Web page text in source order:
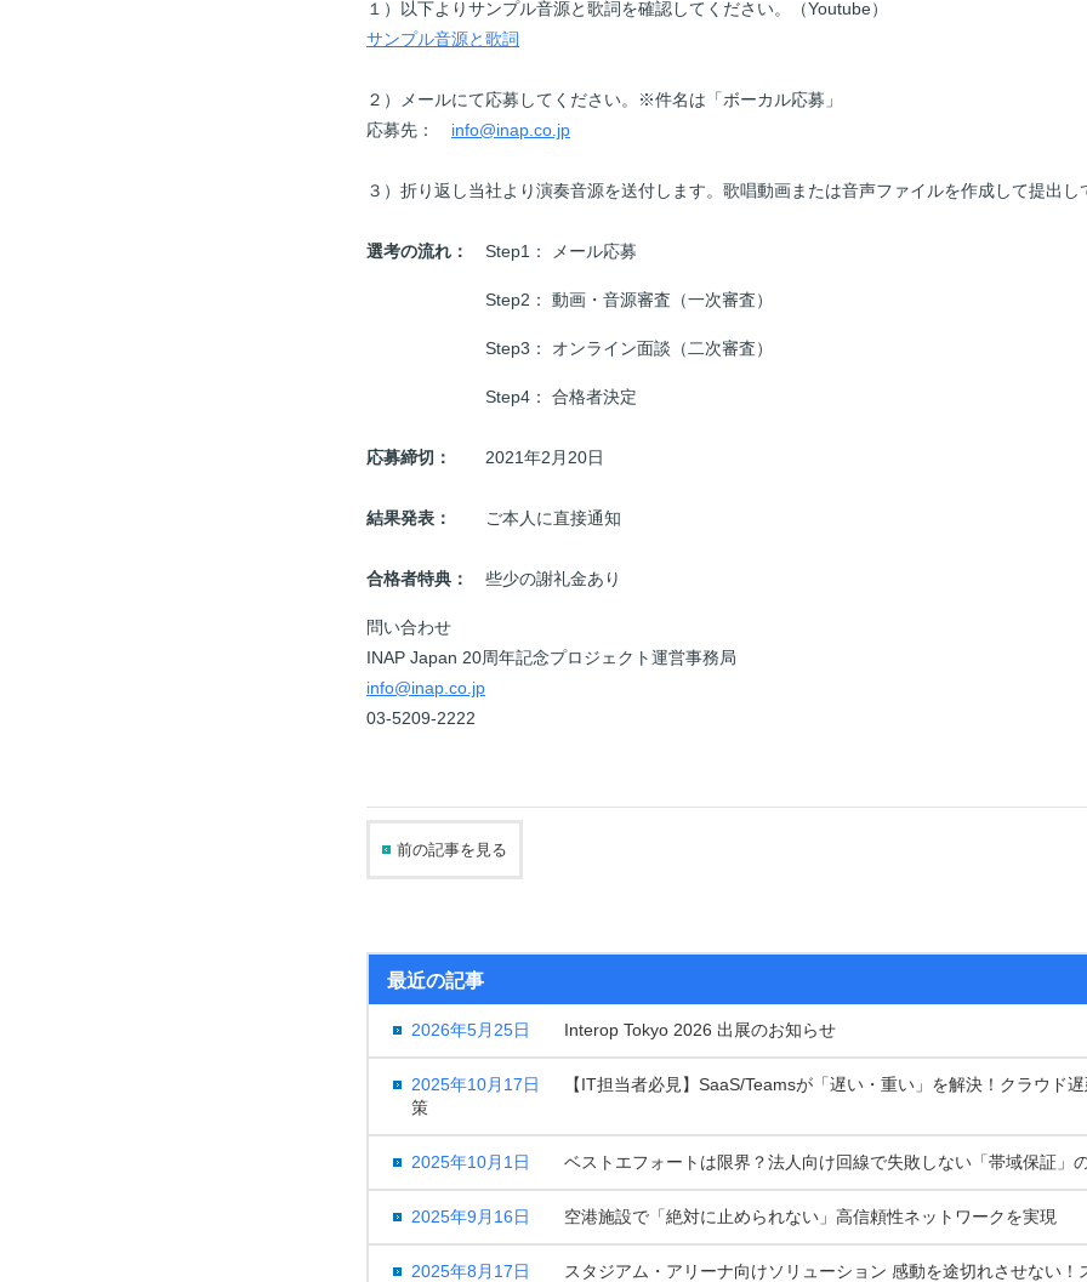
１）以下よりサンプル音源と歌詞を確認してください。（Youtube）
サンプル音源と歌詞
２）メールにて応募してください。※件名は「ボーカル応募」
応募先： info@inap.co.jp
３）折り返し当社より演奏音源を送付します。歌唱動画または音声ファイルを作成して提出し
選考の流れ： Step1： メール応募
Step2： 動画・音源審査（一次審査）
Step3： オンライン面談（二次審査）
Step4： 合格者決定
応募締切： 2021年2月20日
結果発表： ご本人に直接通知
合格者特典： 些少の謝礼金あり
問い合わせ
INAP Japan 20周年記念プロジェクト運営事務局
info@inap.co.jp
03-5209-2222
前の記事を見る
最近の記事
2026年5月25日 Interop Tokyo 2026 出展のお知らせ
2025年10月17日
【IT担当者必見】SaaS/Teamsが「遅い・重い」を解決！クラウド
策
2025年10月1日 ベストエフォートは限界？法人向け回線で失敗しない「帯域保証」
2025年9月16日 空港施設で「絶対に止められない」高信頼性ネットワークを実現
2025年8月17日
スタジアム・アリーナ向けソリューション 感動を途切れさせない！